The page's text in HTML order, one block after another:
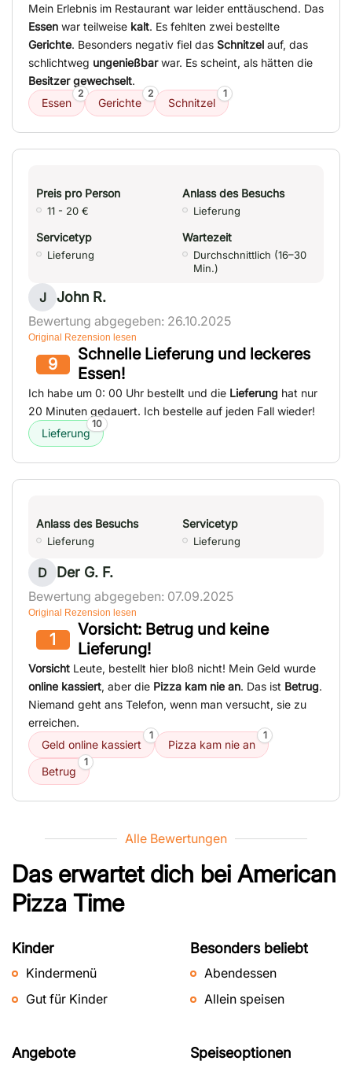
Mein Erlebnis im Restaurant war leider enttäuschend. Das
Essen war teilweise kalt. Es fehlten zwei bestellte
Gerichte. Besonders negativ fiel das Schnitzel auf, das
schlichtweg ungenießbarwar. Es scheint, als hätten die
Besitzer gewechselt.
Essen
2
Gerichte
2
Schnitzel
1
Preis pro Person
11 - 20 €
Anlass des Besuchs
Lieferung
Servicetyp
Lieferung
Wartezeit
Durchschnittlich (16–30
Min.)
J John R.
Bewertung abgegeben: 26.10.2025
Original Rezension lesen
9
Schnelle Lieferung und leckeres
Essen!
Ich habe um 0: 00 Uhr bestellt und die Lieferung hat nur
20 Minuten gedauert. Ich bestelle auf jeden Fall wieder!
Lieferung
10
Anlass des Besuchs
Lieferung
Servicetyp
Lieferung
D Der G. F.
Bewertung abgegeben: 07.09.2025
Original Rezension lesen
1
Vorsicht: Betrug und keine
Lieferung!
Vorsicht Leute, bestellt hier bloß nicht! Mein Geld wurde
online kassiert, aber die Pizza kam nie an. Das ist Betrug.
Niemand geht ans Telefon, wenn man versucht, sie zu
erreichen.
Geld online kassiert
1
Pizza kam nie an
1
Betrug
1
Alle Bewertungen
Das erwartet dich bei American
Pizza Time
Kinder
Kindermenü
Gut für Kinder
Besonders beliebt
Abendessen
Allein speisen
Angebote Speiseoptionen